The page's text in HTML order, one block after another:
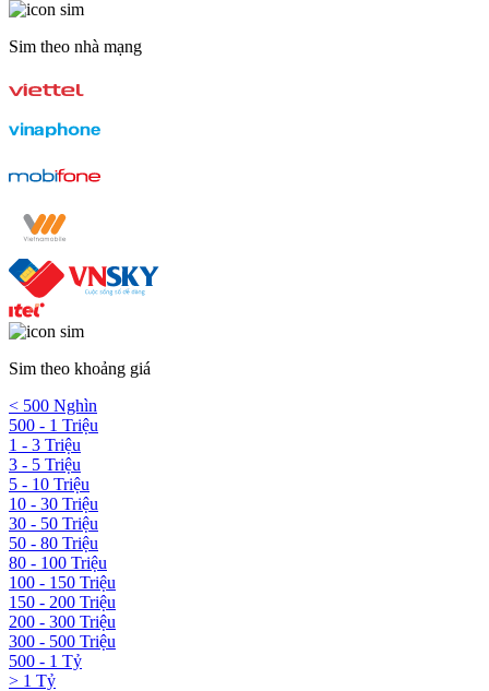
Sim theo nhà mạng
Sim theo khoảng giá
< 500 Nghìn
500 - 1 Triệu
1 - 3 Triệu
3 - 5 Triệu
5 - 10 Triệu
10 - 30 Triệu
30 - 50 Triệu
50 - 80 Triệu
80 - 100 Triệu
100 - 150 Triệu
150 - 200 Triệu
200 - 300 Triệu
300 - 500 Triệu
500 - 1 Tỷ
> 1 Tỷ